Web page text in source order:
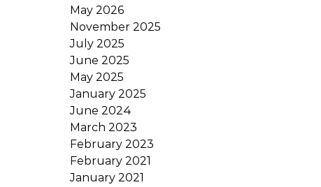
May 2026
November 2025
July 2025
June 2025
May 2025
January 2025
June 2024
March 2023
February 2023
February 2021
January 2021